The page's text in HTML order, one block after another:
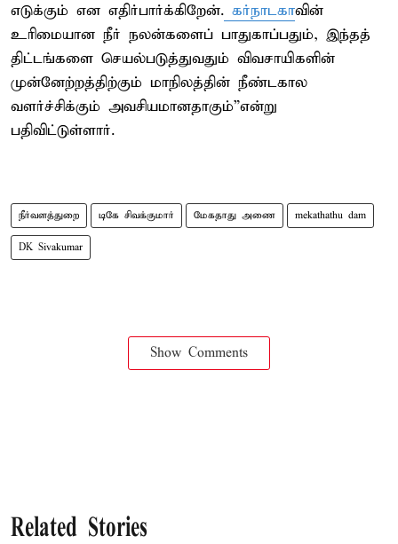
எடுக்கும் என எதிர்பார்க்கிறேன். கர்நாடகாவின்
உரிமையான நீர் நலன்களைப் பாதுகாப்பதும், இந்தத்
திட்டங்களை செயல்படுத்துவதும் விவசாயிகளின்
முன்னேற்றத்திற்கும் மாநிலத்தின் நீண்டகால
வளர்ச்சிக்கும் அவசியமானதாகும்”என்று
பதிவிட்டுள்ளார்.
நீர்வளத்துறை டிகே சிவக்குமார் மேகதாது அணை mekathathu dam
DK Sivakumar
Show Comments
Related Stories